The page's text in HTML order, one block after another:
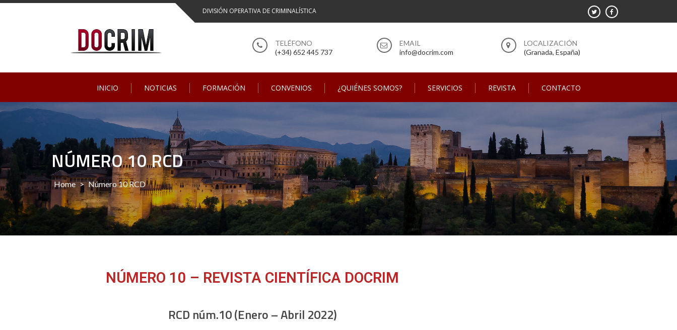
DIVISIÓN OPERATIVA DE CRIMINALÍSTICA
(+34) 652 445 737 info@docrim.com (Granada, España)
INICIO NOTICIAS FORMACIÓN CONVENIOS ¿QUIÉNES SOMOS? SERVICIOS REVISTA CONTACTO
NÚMERO 10 RCD
Home > Número 10 RCD
NÚMERO 10 – REVISTA CIENTÍFICA DOCRIM
RCD núm.10 (Enero – Abril 2022)